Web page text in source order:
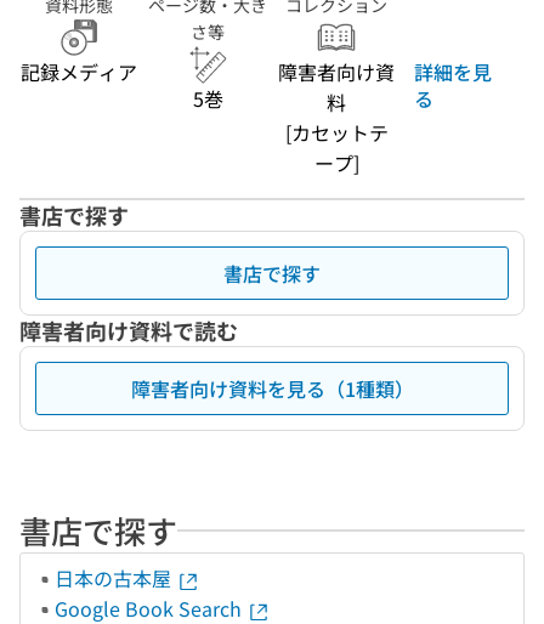
資料形態
記録メディア
ページ数・大き
さ等
5巻
コレクション
障害者向け資
料
[カセットテ
ープ]
詳細を見
る
書店で探す
書店で探す
障害者向け資料で読む
障害者向け資料を見る（1種類）
書店で探す
日本の古本屋
Google Book Search